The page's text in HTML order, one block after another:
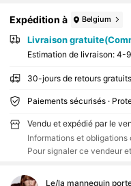
Expédition à Belgium
Livraison
Estimation de livraison: 4-9
30-jours de retours gratuits
Paiements sécurisés ·
Vendu et expédié par le
Informations et obligations
Pour signaler ce vendeur
Le/la mannequin